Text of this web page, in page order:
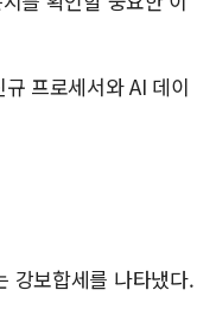
프로세서와 AI 데이
강보합세를 나타냈다.